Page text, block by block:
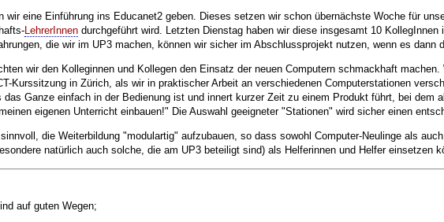
wir eine Einführung ins Educanet2 geben. Dieses setzen wir schon übernächste Woche für
LehrerInnen durchgeführt wird. Letzten Dienstag haben wir diese insgesamt 10
die wir im UP3 machen, können wir sicher im Abschlussprojekt nutzen, wenn es dann
wir den Kolleginnen und Kollegen den Einsatz der neuen Computern schmackhaft
Kurssitzung in Zürich, als wir in praktischer Arbeit an verschiedenen Computerstationen
das Ganze einfach in der Bedienung ist und innert kurzer Zeit zu einem Produkt führt, bei
eigenen Unterricht einbauen!" Die Auswahl geeigneter "Stationen" wird sicher einen
die Weiterbildung "modulartig" aufzubauen, so dass sowohl Computer-Neulinge als
natürlich auch solche, die am UP3 beteiligt sind) als Helferinnen und Helfer einsetzen
auf guten Wegen;